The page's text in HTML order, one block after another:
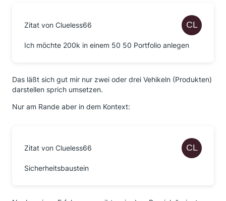
Zitat von Clueless66
Ich möchte 200k in einem 50 50 Portfolio anlegen
Das läßt sich gut mir nur zwei oder drei Vehikeln (Produkten)
darstellen sprich umsetzen.
Nur am Rande aber in dem Kontext:
Zitat von Clueless66
Sicherheitsbaustein